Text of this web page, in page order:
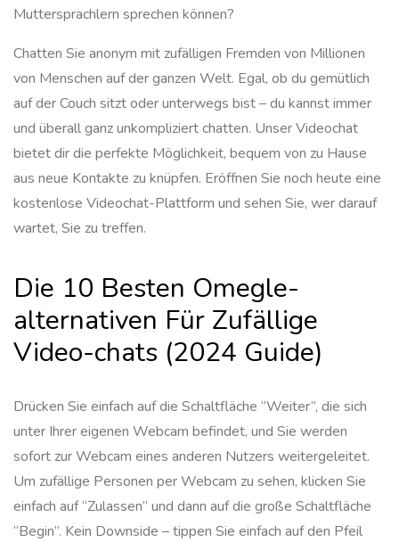
Muttersprachlern sprechen können?
Chatten Sie anonym mit zufälligen Fremden von Millionen
von Menschen auf der ganzen Welt. Egal, ob du gemütlich
auf der Couch sitzt oder unterwegs bist – du kannst immer
und überall ganz unkompliziert chatten. Unser Videochat
bietet dir die perfekte Möglichkeit, bequem von zu Hause
aus neue Kontakte zu knüpfen. Eröffnen Sie noch heute eine
kostenlose Videochat-Plattform und sehen Sie, wer darauf
wartet, Sie zu treffen.
Die 10 Besten Omegle-
alternativen Für Zufällige
Video-chats (2024 Guide)
Drücken Sie einfach auf die Schaltfläche “Weiter”, die sich
unter Ihrer eigenen Webcam befindet, und Sie werden
sofort zur Webcam eines anderen Nutzers weitergeleitet.
Um zufällige Personen per Webcam zu sehen, klicken Sie
einfach auf “Zulassen” und dann auf die große Schaltfläche
“Begin”. Kein Downside – tippen Sie einfach auf den Pfeil